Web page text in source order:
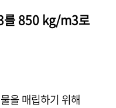
를 850 kg/m3로
을 매립하기 위해